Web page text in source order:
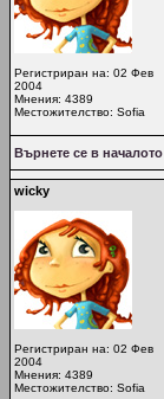
Регистриран на: 02 Фев
2004
Мнения: 4389
Местожителство: Sofia
Върнете се в началото
wicky
Регистриран на: 02 Фев
2004
Мнения: 4389
Местожителство: Sofia